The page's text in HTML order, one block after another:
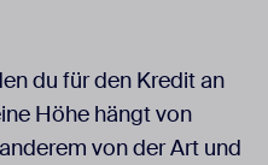
du für den Kredit an
Höhe hängt von
von der Art und